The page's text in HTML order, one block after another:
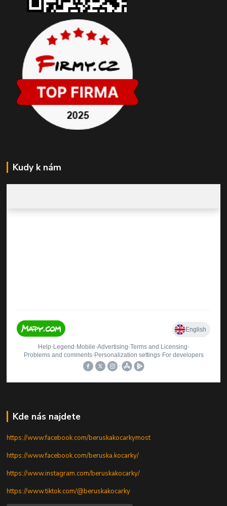
Kudy k nám
Kde nás najdete
https://www.facebook.com/beruskakocarkymost
https://www.facebook.com/beruska.kocarky/
https://www.instagram.com/beruskakocarky/
https://www.tiktok.com/@beruskakocarky